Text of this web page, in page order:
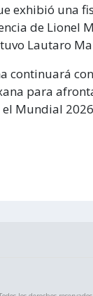
exhibió una
de Lionel
Lautaro
continuará
para
Mundial